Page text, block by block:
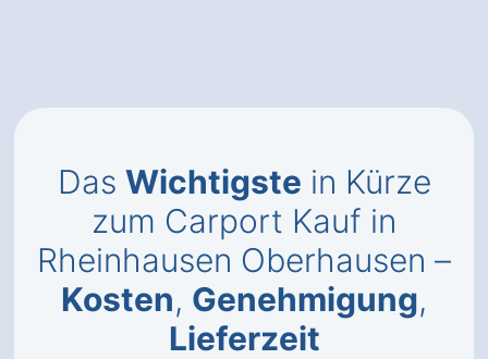
Das Wichtigste in Kürze
zum Carport Kauf in
Rheinhausen Oberhausen –
Kosten, Genehmigung,
Lieferzeit